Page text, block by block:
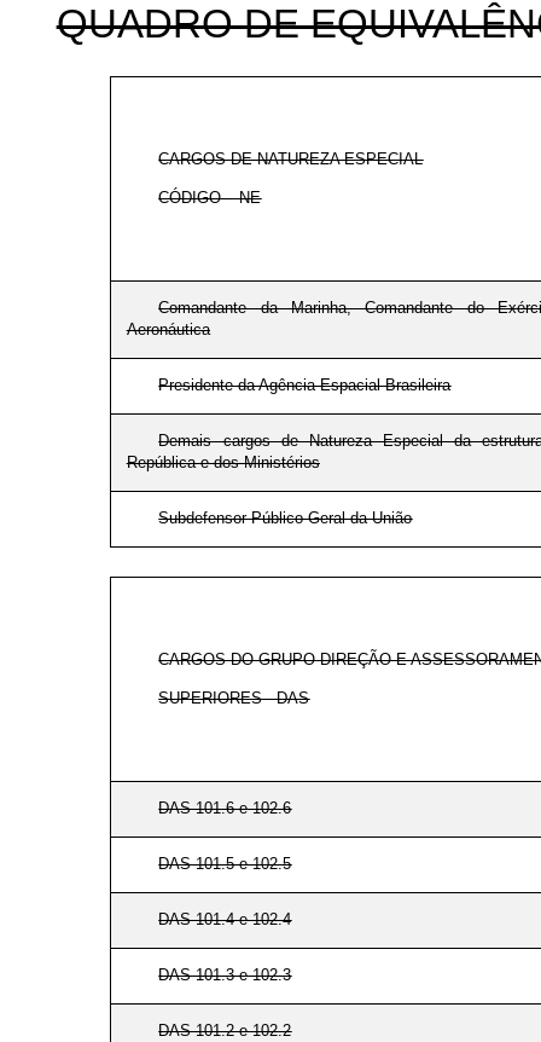
QUADRO DE
CARGOS DE NATUREZA ESPECIAL
CÓDIGO – NE
Comandante da Marinha, Comandante do
Aeronáutica
Presidente da Agência Espacial Brasileira
Demais cargos de Natureza Especial da
República e dos Ministérios
Subdefensor Público-Geral da União
CARGOS DO GRUPO-DIREÇÃO E
SUPERIORES - DAS
DAS 101.6 e 102.6
DAS 101.5 e 102.5
DAS 101.4 e 102.4
DAS 101.3 e 102.3
DAS 101.2 e 102.2